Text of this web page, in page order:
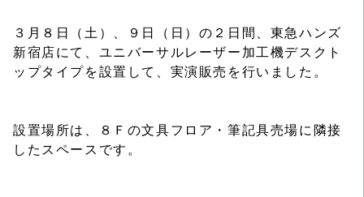
３月８日（土）、９日（日）の２日間、東急ハンズ
新宿店にて、ユニバーサルレーザー加工機デスクト
ップタイプを設置して、実演販売を行いました。
設置場所は、８Ｆの文具フロア・筆記具売場に隣接
したスペースです。